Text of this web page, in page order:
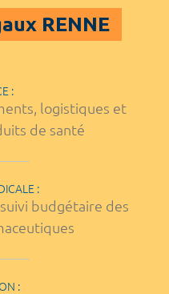
RENNE
:
logistiques et
de santé
:
budgétaire des
: